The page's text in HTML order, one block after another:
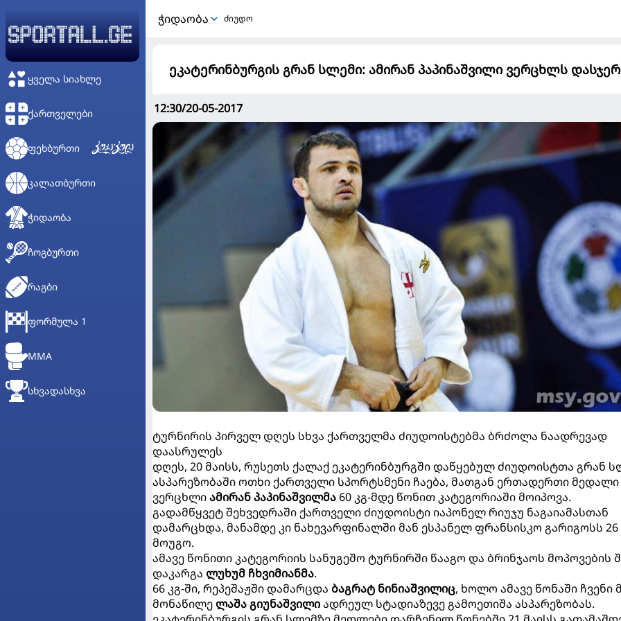
ᲧᲕᲔᲚᲐ ᲡᲘᲐᲮᲚᲔ
ᲥᲐᲠᲗᲕᲔᲚᲔᲑᲘ
ᲤᲔᲮᲑᲣᲠᲗᲘ
ᲙᲐᲚᲐᲗᲑᲣᲠᲗᲘ
ᲭᲘᲓᲐᲝᲑᲐ
ᲩᲝᲒᲑᲣᲠᲗᲘ
ᲠᲐᲒᲑᲘ
ᲤᲝᲠᲛᲣᲚᲐ 1
MMA
ᲡᲮᲕᲐᲓᲐᲡᲮᲕᲐ
ᲭᲘᲓᲐᲝᲑᲐ ძიუდო
ეკატერინბურგის გრან სლემი: ამირან პაპინაშვილი ვერცხლს
12:30/20-05-2017
ტურნირის პირველ დღეს სხვა ქართველმა ძიუდოისტებმა ბრძოლა ნაადრევად
დაასრულეს
დღეს, 20 მაისს, რუსეთს ქალაქ ეკატერინბურგში დაწყებულ ძიუდოისტთა გრან
ასპარეზობაში ოთხი ქართველი სპორტსმენი ჩაება, მათგან ერთადერთი მედალი
ვერცხლიამირან პაპინაშვილმა60 კგ-მდე წონით კატეგორიაში მოიპოვა.
გადამწყვეტ შეხვედრაში ქართველი ძიუდოისტი იაპონელ რიუჯუ ნაგაიამასთან
დამარცხდა, მანამდე კი ნახევარფინალში მან ესპანელ ფრანსისკო გარიგოსს 26
მოუგო.
ამავე წონითი კატეგორიის სანუგეშო ტურნირში წააგო და ბრინჯაოს მოპოვების
დაკარგა ლუხუმ ჩხვიმიანმა.
66 კგ-ში, რეპეშაჟში დამარცდა ბაგრატ ნინიაშვილიც, ხოლო ამავე წონაში ჩვენი
მონაწილე ლაშა გიუნაშვილიადრეულ სტადიაზევე გამოეთიშა ასპარეზობას.